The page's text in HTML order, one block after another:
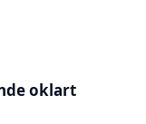
oklart